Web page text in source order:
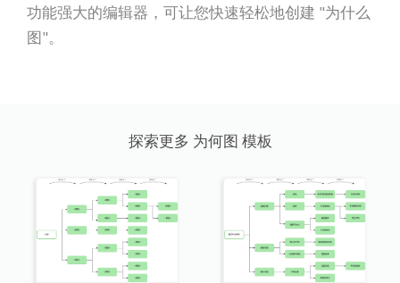
功能强大的编辑器，可让您快速轻松地创建 "为什么
图"。
探索更多 为何图 模板